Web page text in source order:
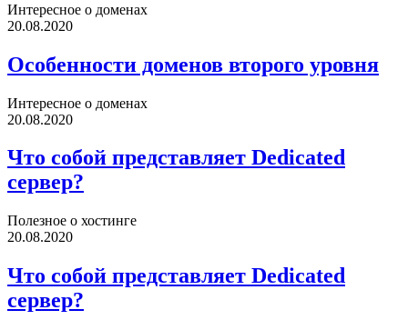
Интересное о доменах
20.08.2020
Особенности доменов второго уровня
Интересное о доменах
20.08.2020
Что собой представляет Dedicated
сервер?
Полезное о хостинге
20.08.2020
Что собой представляет Dedicated
сервер?